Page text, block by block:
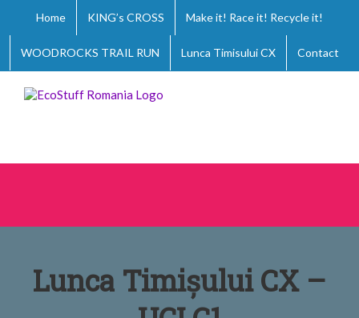
content
Home KING’s CROSS Make it! Race it! Recycle it!
WOODROCKS TRAIL RUN Lunca Timisului CX Contact
Lunca Timișului CX –